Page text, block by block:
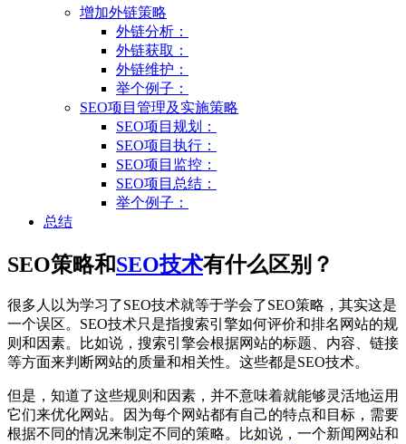
增加外链策略
外链分析：
外链获取：
外链维护：
举个例子：
SEO项目管理及实施策略
SEO项目规划：
SEO项目执行：
SEO项目监控：
SEO项目总结：
举个例子：
总结
SEO策略和SEO技术有什么区别？
很多人以为学习了SEO技术就等于学会了SEO策略，其实这是
一个误区。SEO技术只是指搜索引擎如何评价和排名网站的规
则和因素。比如说，搜索引擎会根据网站的标题、内容、链接
等方面来判断网站的质量和相关性。这些都是SEO技术。
但是，知道了这些规则和因素，并不意味着就能够灵活地运用
它们来优化网站。因为每个网站都有自己的特点和目标，需要
根据不同的情况来制定不同的策略。比如说，一个新闻网站和